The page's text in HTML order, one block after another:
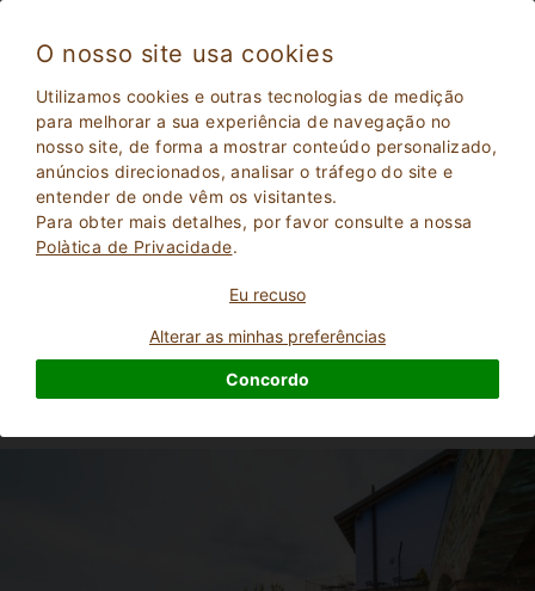
O nosso site usa cookies
Utilizamos cookies e outras tecnologias de medição
para melhorar a sua experiência de navegação no
nosso site, de forma a mostrar conteúdo personalizado,
anúncios direcionados, analisar o tráfego do site e
entender de onde vêm os visitantes.
Para obter mais detalhes, por favor consulte a nossa
Polà­tica de Privacidade.
Eu recuso
Alterar as minhas preferências
Concordo
Albaretto Della Torre 4102
Casa de férias
Cuneo
, Albaretto della torre (Mapa)
28 Lugares para dormir
Excelente
9.2
Mais informações